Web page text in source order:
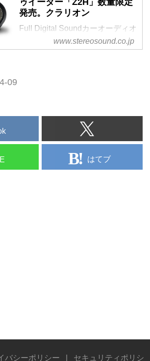
発売。クラリオン
Full Digital Soundカーオーディオ
をアップグレードするトゥイータ
ー「Z2H」数量限定発売。クラリ
www.stereosound.co.jp
09
はてブ
バシーポリシー セキュリティポリシ